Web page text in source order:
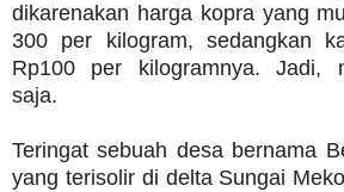
dikarenakan harga kopra yang
300 per kilogram, sedangkan
Rp100 per kilogramnya. Jadi,
saja.
Teringat sebuah desa bernama
yang terisolir di delta Sungai